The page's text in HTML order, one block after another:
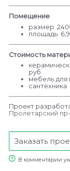
Помещение
размер
площадь
Стоимость
руб.
мебель для
сантехника
Проект
Пролетарский пр-
Заказать
В комментарии